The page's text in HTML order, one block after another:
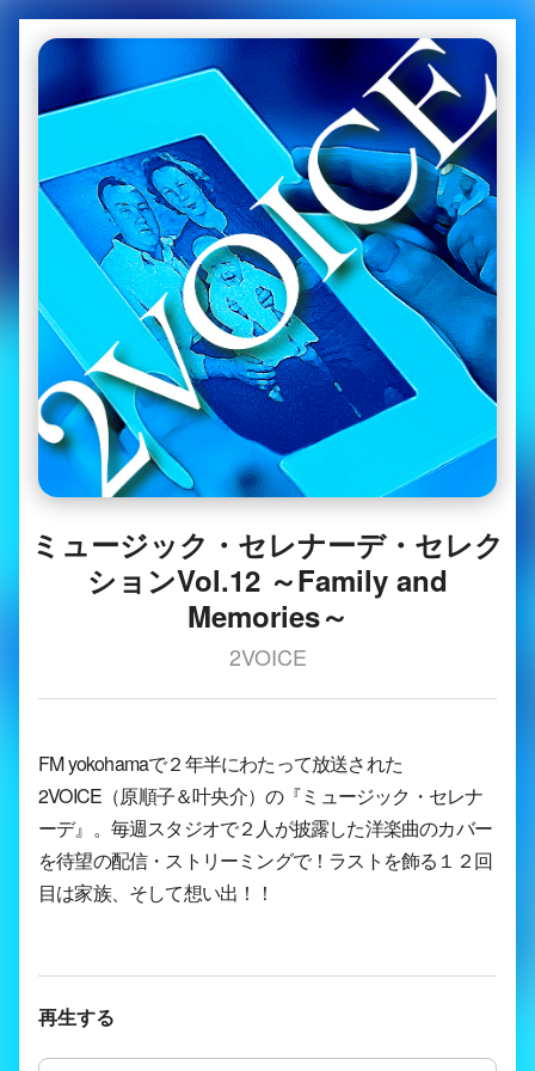
ミュージック・セレナーデ・セレク
ションVol.12 ～Family and
Memories～
2VOICE
FM yokohamaで２年半にわたって放送された
2VOICE（原順子＆叶央介）の『ミュージック・セレナ
ーデ』。毎週スタジオで２人が披露した洋楽曲のカバー
を待望の配信・ストリーミングで！ラストを飾る１２回
目は家族、そして想い出！！
再生する